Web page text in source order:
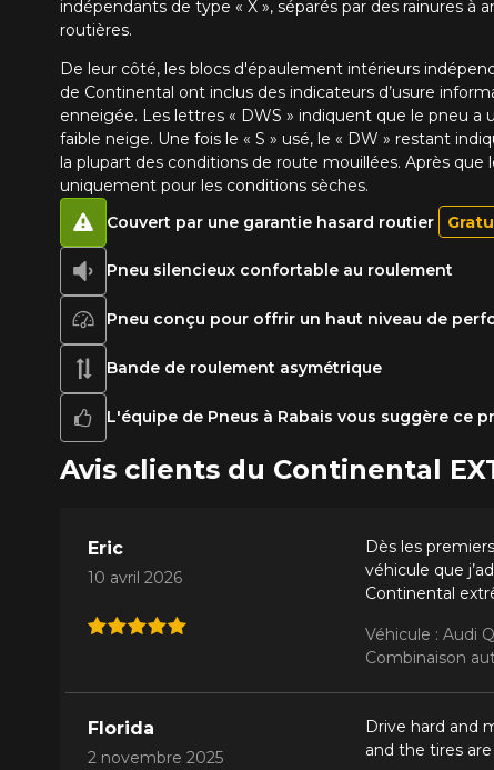
indépendants de type « X », séparés par des rainures
routières.
De leur côté, les blocs d'épaulement intérieurs
de Continental ont inclus des indicateurs d’usure
enneigée. Les lettres « DWS » indiquent que le pneu
faible neige. Une fois le « S » usé, le « DW » restant
la plupart des conditions de route mouillées. Après que
uniquement pour les conditions sèches.
Pneu silencieux confortable au roulement
Pneu conçu pour offrir un haut niveau de
Bande de roulement asymétrique
L'équipe de Pneus à Rabais vous suggère ce
Couvert par une garantie hasard routier
Avis clients du Continental
Eric
10 avril 2026
Dès les
véhicule que
Continental
Véhicule : Audi
Combinaison
Florida
2 novembre 2025
Drive hard and
and the tires